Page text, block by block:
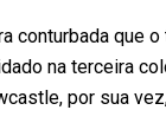
conturbada que
na terceira
por sua